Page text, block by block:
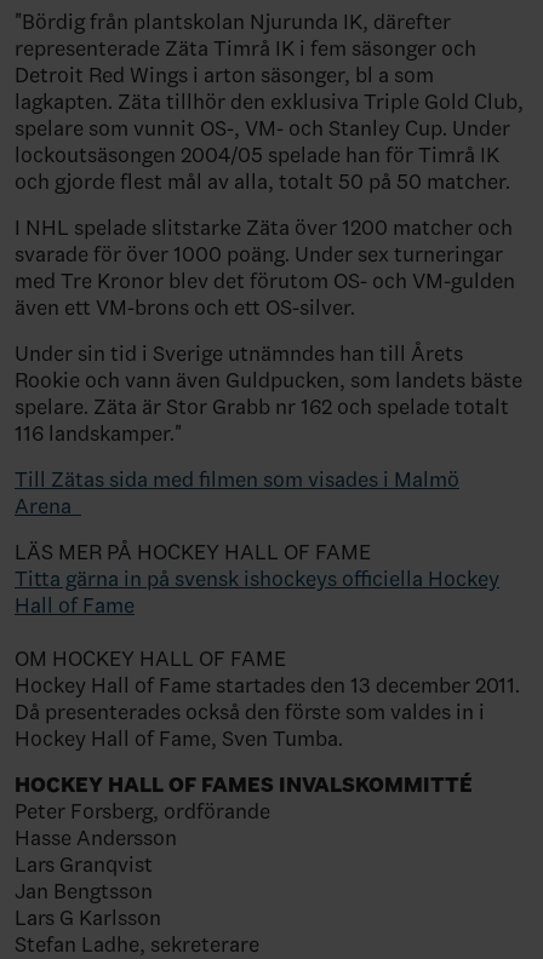
"Bördig från plantskolan Njurunda IK, därefter
representerade Zäta Timrå IK i fem säsonger och
Detroit Red Wings i arton säsonger, bl a som
lagkapten. Zäta tillhör den exklusiva Triple Gold Club,
spelare som vunnit OS-, VM- och Stanley Cup. Under
lockoutsäsongen 2004/05 spelade han för Timrå IK
och gjorde flest mål av alla, totalt 50 på 50 matcher.
I NHL spelade slitstarke Zäta över 1200 matcher och
svarade för över 1000 poäng. Under sex turneringar
med Tre Kronor blev det förutom OS- och VM-gulden
även ett VM-brons och ett OS-silver.
Under sin tid i Sverige utnämndes han till Årets
Rookie och vann även Guldpucken, som landets bäste
spelare. Zäta är Stor Grabb nr 162 och spelade totalt
116 landskamper."
Till Zätas sida med filmen som visades i Malmö
Arena
LÄS MER PÅ HOCKEY HALL OF FAME
Titta gärna in på svensk ishockeys officiella Hockey
Hall of Fame
OM HOCKEY HALL OF FAME
Hockey Hall of Fame startades den 13 december 2011.
Då presenterades också den förste som valdes in i
Hockey Hall of Fame, Sven Tumba.
HOCKEY HALL OF FAMES INVALSKOMMITTÉ
Peter Forsberg, ordförande
Hasse Andersson
Lars Granqvist
Jan Bengtsson
Lars G Karlsson
Stefan Ladhe, sekreterare